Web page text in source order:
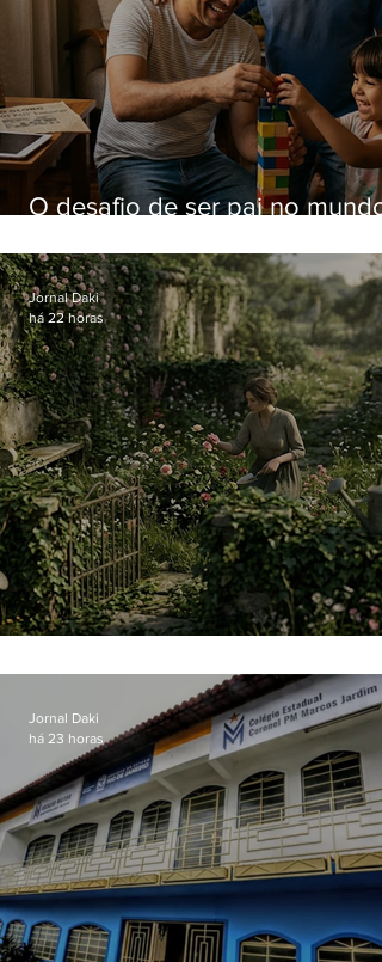
O desafio de ser pai no mundo
Jornal Daki
há 22 horas
Jornal Daki
há 23 horas